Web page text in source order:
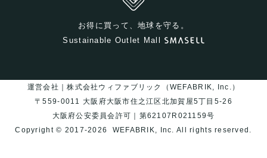
お得に買って、地球を守る。
Sustainable Outlet Mall
運営会社｜株式会社ウィファブリック（WEFABRIK, Inc.）
〒559-0011 大阪府大阪市住之江区北加賀屋5丁目5-26
大阪府公安委員会許可｜第62107R021159号
Copyright © 2017-2026
WEFABRIK, Inc.All rights reserved.